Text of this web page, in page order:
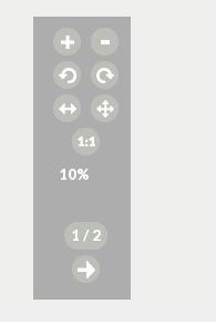
10%
1 / 2